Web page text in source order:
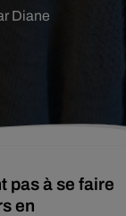
Diane
pas à se faire
en